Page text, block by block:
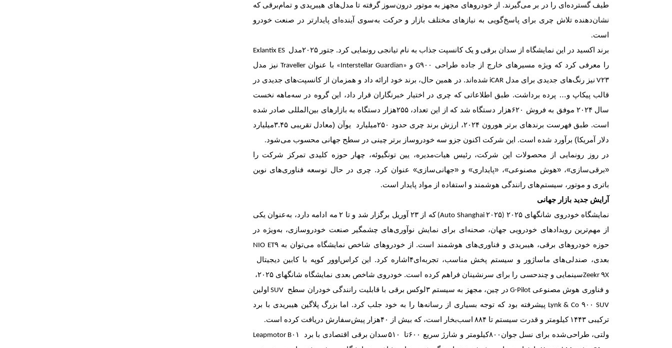
طیف گسترده‌ای را در بر می‌گیرند. از خودرو‌های مجهز به موتور درون‌سوز گرفته تا مدل‌های هیبریدی و تمام‌برقی که
نشان‌دهنده تلاش چری برای پاسخ‌گویی به نیازهای مختلف بازار و حرکت به‌سوی آینده‌ای پایدارتر در صنعت خودرو
است.
برند اکسید در این نمایشگاه از سدان برقی مدل۲۰۲۵ و یک کانسپت جذاب به نام تیانجی رونمایی کرد. جتور
نیز مدل Traveller با عنوان «Interstellar Guardian» و G۹۰۰ را معرفی کرد که ویژه مسیرهای خارج از جاده طراحی
شده‌اند. در همین حال، برند iCAR نیز رنگ‌های جدیدی برای مدل V۲۳
خود ارائه داد و همزمان از کانسپت‌های جدیدی در
قالب پیکاپ و… پرده برداشت. طبق اطلاعاتی که چری در اختیار خبرنگاران قرار داد، این گروه در سه‌ماهه نخست
سال ۲۰۲۴ موفق به فروش ۶۲۰هزار دستگاه شد که از این تعداد،۲۵۵هزار دستگاه به بازارهای بین‌المللی صادر شده
است. طبق فهرست برندهای برتر هورون ۲۰۲۴، ارزش برند چری حدود ۲۵۰
میلیارد یوآن (معادل تقریبی ۳.۴۵میلیارد
دلار آمریکا) برآورد شده است. این شرکت اکنون جزو سه خودروساز برتر چینی در سطح جهانی محسوب می‌شود.
در روز رونمایی از محصولات این شرکت، رئیس هیات‌مدیره، یین تونگیوئه، چهار حوزه کلیدی تمرکز شرکت را
«برقی‌سازی»، «هوش مصنوعی»، «پایداری» و «جهانی‌سازی» عنوان کرد. چری در حال توسعه فناوری‌های نوین
باتری و موتور، سیستم‌های رانندگی هوشمند و استفاده از مواد پایدار است.
آرایش جدید بازار جهانی
نمایشگاه خودروی شانگهای۲۰۲۵ (Auto Shanghai ۲۰۲۵) که از۲۳ آوریل برگزار شد و تا ۲ مه ادامه دارد، به‌عنوان یکی
از مهم‌ترین رویدادهای خودرویی جهان، صحنه‌ای برای نمایش نوآوری‌های چشمگیر صنعت خودروسازی، به‌ویژه در
حوزه خودروهای برقی، هیبریدی و فناوری‌های هوشمند است. از خودروهای شاخص نمایشگاه می‌توان به NIO ET۹
اشاره کرد. این کراس‌اوور کوپه با کابین دیجیتال۴بعدی، صندلی‌های ماساژور و سیستم پخش مناسب، تجربه‌ای
سینمایی و چندحسی را برای سرنشینان فراهم کرده است. خودروی شاخص بعدی نمایشگاه شانگهای ۲۰۲۵،Zeekr ۹X
اولین SUV لوکس برقی با قابلیت رانندگی خودران سطح۳ در چین، مجهز به سیستم G-Pilot و فناوری هوش مصنوعی
پیشرفته بود که توجه بسیاری از رسانه‌ها را به خود جلب کرد. اما Lynk & Co ۹۰۰ SUV
بزرگ پلاگین هیبریدی با برد
ترکیبی ۱۴۴۳ کیلومتر و قدرت سیستم تا ۸۸۴ اسب‌بخار است، که بیش از ۴۰هزار پیش‌سفارش دریافت کرده است.
Leapmotor B۰۱
سدان برقی اقتصادی با برد۵۱۰ تا۶۰۰ کیلومتر و شارژ سریع۸۰۰ ولتی، طراحی‌شده برای نسل جوان